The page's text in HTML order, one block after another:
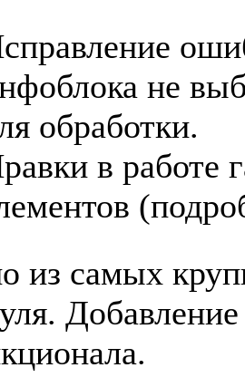
не
обработки.
в работе
из самых